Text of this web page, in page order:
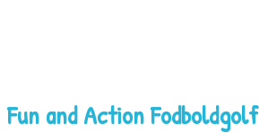
Fun and Action Fodboldgolf